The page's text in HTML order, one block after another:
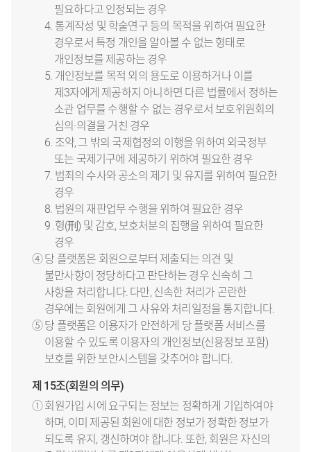
필요하다고 인정되는 경우
4. 통계작성 및 학술연구 등의 목적을 위하여 필요한
경우로서 특정 개인을 알아볼 수 없는 형태로
개인정보를 제공하는 경우
5. 개인정보를 목적 외의 용도로 이용하거나 이를
제3자에게 제공하지 아니하면 다른 법률에서 정하는
소관 업무를 수행할 수 없는 경우로서 보호위원회의
심의·의결을 거친 경우
6. 조약, 그 밖의 국제협정의 이행을 위하여 외국정부
또는 국제기구에 제공하기 위하여 필요한 경우
7. 범죄의 수사와 공소의 제기 및 유지를 위하여 필요한
경우
8. 법원의 재판업무 수행을 위하여 필요한 경우
9 .형(刑) 및 감호, 보호처분의 집행을 위하여 필요한
경우
④ 당 플랫폼은 회원으로부터 제출되는 의견 및
불만사항이 정당하다고 판단하는 경우 신속히 그
사항을 처리합니다. 다만, 신속한 처리가 곤란한
경우에는 회원에게 그 사유와 처리일정을 통지합니다.
⑤ 당 플랫폼은 이용자가 안전하게 당 플랫폼 서비스를
이용할 수 있도록 이용자의 개인정보(신용정보 포함)
보호를 위한 보안시스템을 갖추어야 합니다.
제 15조(회원의 의무)
① 회원가입 시에 요구되는 정보는 정확하게 기입하여야
하며, 이미 제공된 회원에 대한 정보가 정확한 정보가
되도록 유지, 갱신하여야 합니다. 또한, 회원은 자신의